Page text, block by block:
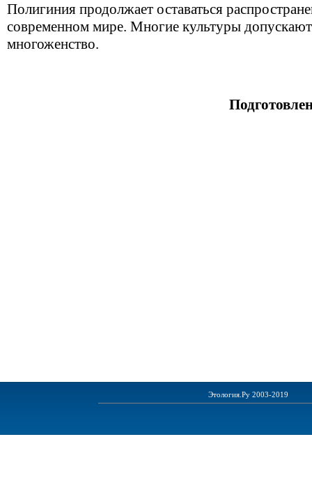
Полигиния продолжает оставаться
современном мире. Многие культуры
многоженство.
Этология.Ру 2003-2019